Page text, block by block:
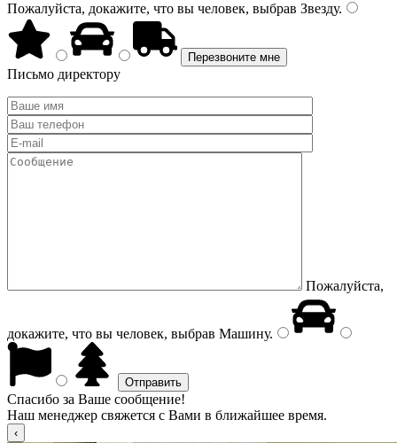
Пожалуйста, докажите, что вы человек, выбрав Звезду.
Письмо директору
Пожалуйста,
докажите, что вы человек, выбрав Машину.
Спасибо за Ваше сообщение!
Наш менеджер свяжется с Вами в ближайшее время.